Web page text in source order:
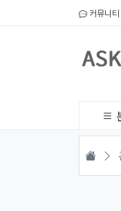
커뮤니티
HOME